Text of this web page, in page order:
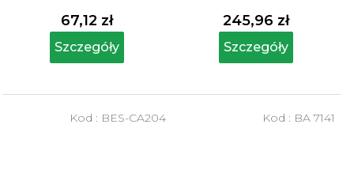
67,12 zł
Szczegóły
245,96 zł
Szczegóły
Kod : BES-CA204 Kod : BA 7141